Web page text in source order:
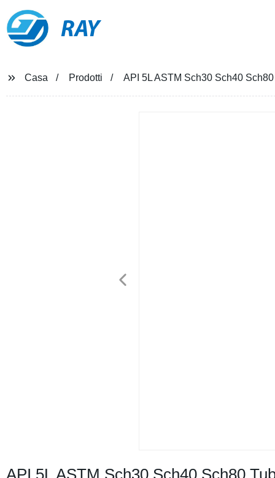
RAY
Casa Prodotti API 5L ASTM Sch30 Sch40
API 5L ASTM Sch30 Sch40 Sch80